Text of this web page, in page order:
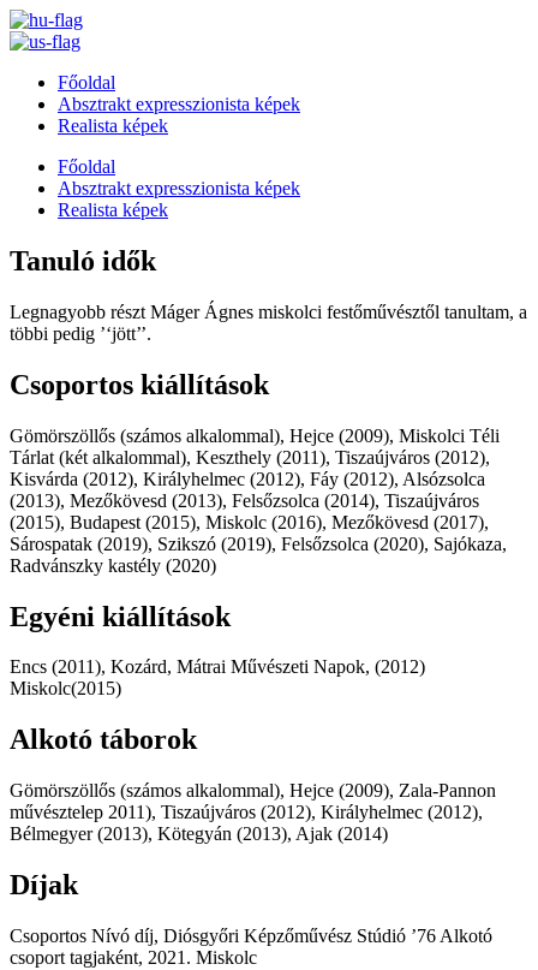
Főoldal
Absztrakt expresszionista képek
Realista képek
Főoldal
Absztrakt expresszionista képek
Realista képek
Tanuló idők
Legnagyobb részt Máger Ágnes miskolci festőművésztől tanultam, a
többi pedig ’‘jött’’.
Csoportos kiállítások
Gömörszöllős (számos alkalommal), Hejce (2009), Miskolci Téli
Tárlat (két alkalommal), Keszthely (2011), Tiszaújváros (2012),
Kisvárda (2012), Királyhelmec (2012), Fáy (2012), Alsózsolca
(2013), Mezőkövesd (2013), Felsőzsolca (2014), Tiszaújváros
(2015), Budapest (2015), Miskolc (2016), Mezőkövesd (2017),
Sárospatak (2019), Szikszó (2019), Felsőzsolca (2020), Sajókaza,
Radvánszky kastély (2020)
Egyéni kiállítások
Encs (2011), Kozárd, Mátrai Művészeti Napok, (2012)
Miskolc(2015)
Alkotó táborok
Gömörszöllős (számos alkalommal), Hejce (2009), Zala-Pannon
művésztelep 2011), Tiszaújváros (2012), Királyhelmec (2012),
Bélmegyer (2013), Kötegyán (2013), Ajak (2014)
Díjak
Csoportos Nívó díj, Diósgyőri Képzőművész Stúdió ’76 Alkotó
csoport tagjaként, 2021. Miskolc